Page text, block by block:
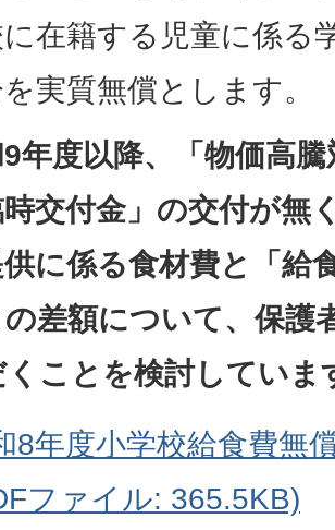
在籍する児童に係る
実質無償とします。
年度以降、「物価高騰
交付金」の交付が無
に係る食材費と「給
差額について、保護
くことを検討していま
8年度小学校給食費無
ファイル: 365.5KB)